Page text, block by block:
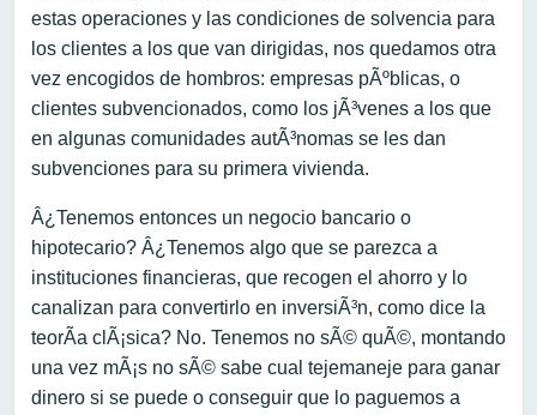
estas operaciones y las condiciones de solvencia para
los clientes a los que van dirigidas, nos quedamos otra
vez encogidos de hombros: empresas pÃºblicas, o
clientes subvencionados, como los jÃ³venes a los que
en algunas comunidades autÃ³nomas se les dan
subvenciones para su primera vivienda.
Â¿Tenemos entonces un negocio bancario o
hipotecario? Â¿Tenemos algo que se parezca a
instituciones financieras, que recogen el ahorro y lo
canalizan para convertirlo en inversiÃ³n, como dice la
teorÃ­a clÃ¡sica? No. Tenemos no sÃ© quÃ©, montando
una vez mÃ¡s no sÃ© sabe cual tejemaneje para ganar
dinero si se puede o conseguir que lo paguemos a